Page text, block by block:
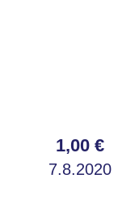
1,00 €
7.8.2020